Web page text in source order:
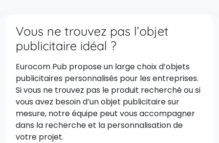
Vous ne trouvez pas l’objet
publicitaire idéal ?
Eurocom Pub propose un large choix d’objets
publicitaires personnalisés pour les entreprises.
Si vous ne trouvez pas le produit recherché ou si
vous avez besoin d’un objet publicitaire sur
mesure, notre équipe peut vous accompagner
dans la recherche et la personnalisation de
votre projet.